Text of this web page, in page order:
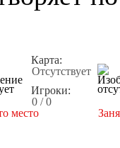
Карта:
Отсутствует
Игроки:
0 / 0
место